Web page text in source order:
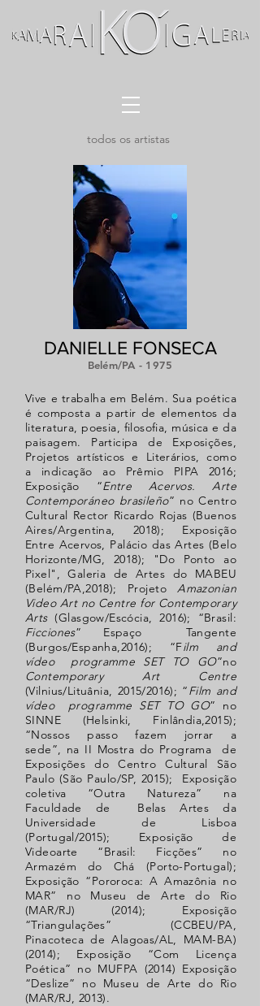
todos os artistas
DANIELLE FONSECA
Belém/PA - 1975
Vive e trabalha em Belém. Sua poética
é composta a partir de elementos da
literatura, poesia, filosofia, música e da
paisagem. Participa de Exposições,
Projetos artísticos e Literários, como
a indicação ao Prêmio PIPA 2016;
Exposição “Entre Acervos. Arte
Contemporáneo brasileño” no Centro
Cultural Rector Ricardo Rojas (Buenos
Aires/Argentina, 2018); Exposição
Entre Acervos, Palácio das Artes (Belo
Horizonte/MG, 2018); "Do Ponto ao
Pixel", Galeria de Artes do MABEU
(Belém/PA,2018); ProjetoAmazonian
Video Art no Centre for Contemporary
Arts(Glasgow/Escócia, 2016); “Brasil:
Ficciones” Espaço Tangente
(Burgos/Espanha,2016); “Film and
vídeo programme SET TO GO”no
Contemporary Art Centre
(Vilnius/Lituânia, 2015/2016); “Film and
vídeo programme SET TO GO” no
SINNE (Helsinki, Finlândia,2015);
“Nossos passo fazem jorrar a
sede”, na II Mostra do Programa de
Exposições do Centro Cultural São
Paulo (São Paulo/SP, 2015); Exposição
coletiva “Outra Natureza” na
Faculdade de Belas Artes da
Universidade de Lisboa
(Portugal/2015); Exposição de
Videoarte “Brasil: Ficções” no
Armazém do Chá (Porto-Portugal);
Exposição “Pororoca: A Amazônia no
MAR” no Museu de Arte do Rio
(MAR/RJ) (2014); Exposição
“Triangulações” (CCBEU/PA,
Pinacoteca de Alagoas/AL, MAM-BA)
(2014); Exposição “Com Licença
Poética” no MUFPA (2014) Exposição
“Deslize” no Museu de Arte do Rio
(MAR/RJ, 2013).